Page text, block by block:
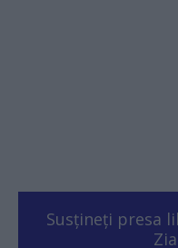
Susțineți presa